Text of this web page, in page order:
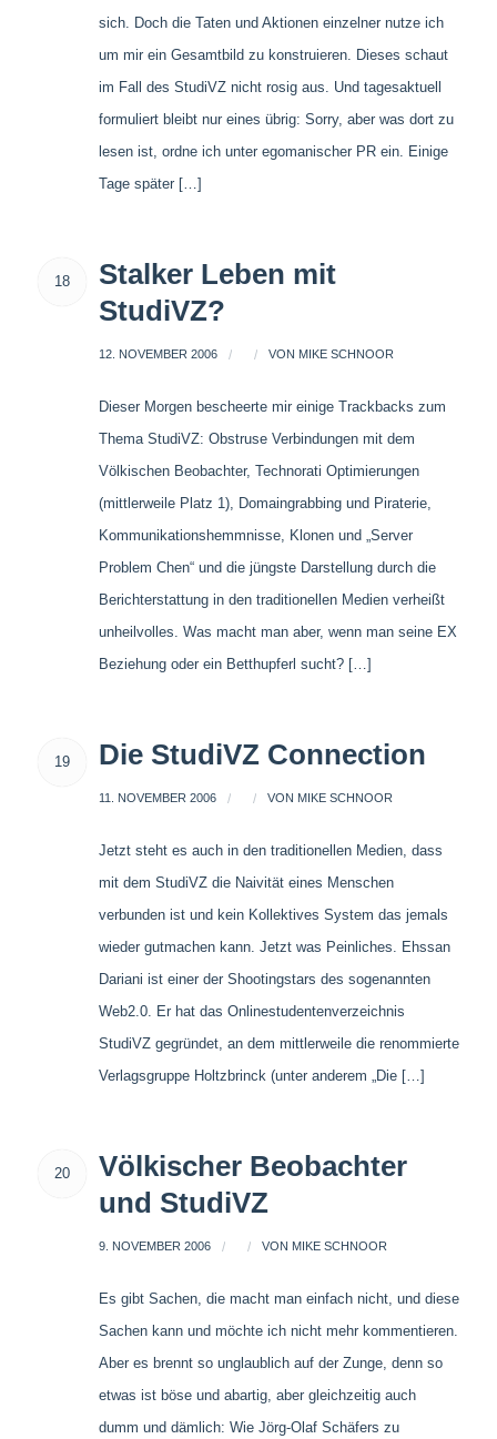
sich. Doch die Taten und Aktionen einzelner nutze ich
um mir ein Gesamtbild zu konstruieren. Dieses schaut
im Fall des StudiVZ nicht rosig aus. Und tagesaktuell
formuliert bleibt nur eines übrig: Sorry, aber was dort zu
lesen ist, ordne ich unter egomanischer PR ein. Einige
Tage später […]
18
Stalker Leben mit
StudiVZ?
12. NOVEMBER 2006 / / VON MIKE SCHNOOR
Dieser Morgen bescheerte mir einige Trackbacks zum
Thema StudiVZ: Obstruse Verbindungen mit dem
Völkischen Beobachter, Technorati Optimierungen
(mittlerweile Platz 1), Domaingrabbing und Piraterie,
Kommunikationshemmnisse, Klonen und „Server
Problem Chen“ und die jüngste Darstellung durch die
Berichterstattung in den traditionellen Medien verheißt
unheilvolles. Was macht man aber, wenn man seine EX
Beziehung oder ein Betthupferl sucht? […]
19 Die StudiVZ Connection
11. NOVEMBER 2006 / / VON MIKE SCHNOOR
Jetzt steht es auch in den traditionellen Medien, dass
mit dem StudiVZ die Naivität eines Menschen
verbunden ist und kein Kollektives System das jemals
wieder gutmachen kann. Jetzt was Peinliches. Ehssan
Dariani ist einer der Shootingstars des sogenannten
Web2.0. Er hat das Onlinestudentenverzeichnis
StudiVZ gegründet, an dem mittlerweile die renommierte
Verlagsgruppe Holtzbrinck (unter anderem „Die […]
20
Völkischer Beobachter
und StudiVZ
9. NOVEMBER 2006 / / VON MIKE SCHNOOR
Es gibt Sachen, die macht man einfach nicht, und diese
Sachen kann und möchte ich nicht mehr kommentieren.
Aber es brennt so unglaublich auf der Zunge, denn so
etwas ist böse und abartig, aber gleichzeitig auch
dumm und dämlich: Wie Jörg-Olaf Schäfers zu